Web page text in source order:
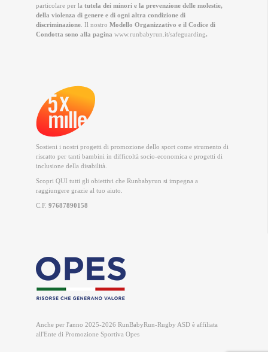
particolare per la tutela dei minori e la prevenzione delle molestie,
della violenza di genere e di ogni altra condizione di
discriminazione . Il nostro Modello Organizzativo e il Codice di
Condotta sono alla pagina www.runbabyrun.it/safeguarding.
Sostieni i nostri progetti di promozione dello sport come strumento di
riscatto per tanti bambini in difficoltà socio-economica e progetti di
inclusione della disabilità.
Scopri QUI tutti gli obiettivi che Runbabyrun si impegna a
raggiungere grazie al tuo aiuto.
C.F. 97687890158
Anche per l'anno 2025-2026 RunBabyRun-Rugby ASD è affiliata
all'Ente di Promozione Sportiva Opes